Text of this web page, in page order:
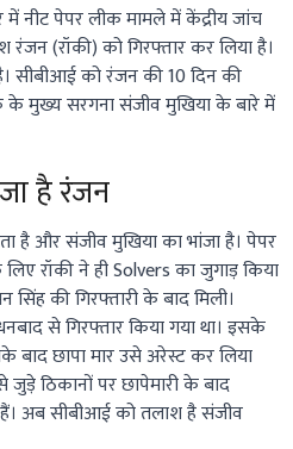
में नीट पेपर लीक मामले में केंद्रीय जांच
(रॉकी) को गिरफ्तार कर लिया है।
सीबीआई को रंजन की 10 दिन की
के मुख्य सरगना संजीव मुखिया के बारे में
है रंजन
है और संजीव मुखिया का भांजा है। पेपर
रॉकी ने ही Solvers का जुगाड़ किया
की गिरफ्तारी के बाद मिली।
से गिरफ्तार किया गया था। इसके
बाद छापा मार उसे अरेस्ट कर लिया
ठिकानों पर छापेमारी के बाद
अब सीबीआई को तलाश है संजीव